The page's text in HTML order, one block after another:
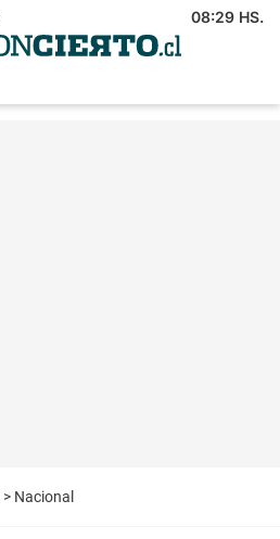
08:29 HS.
> Nacional